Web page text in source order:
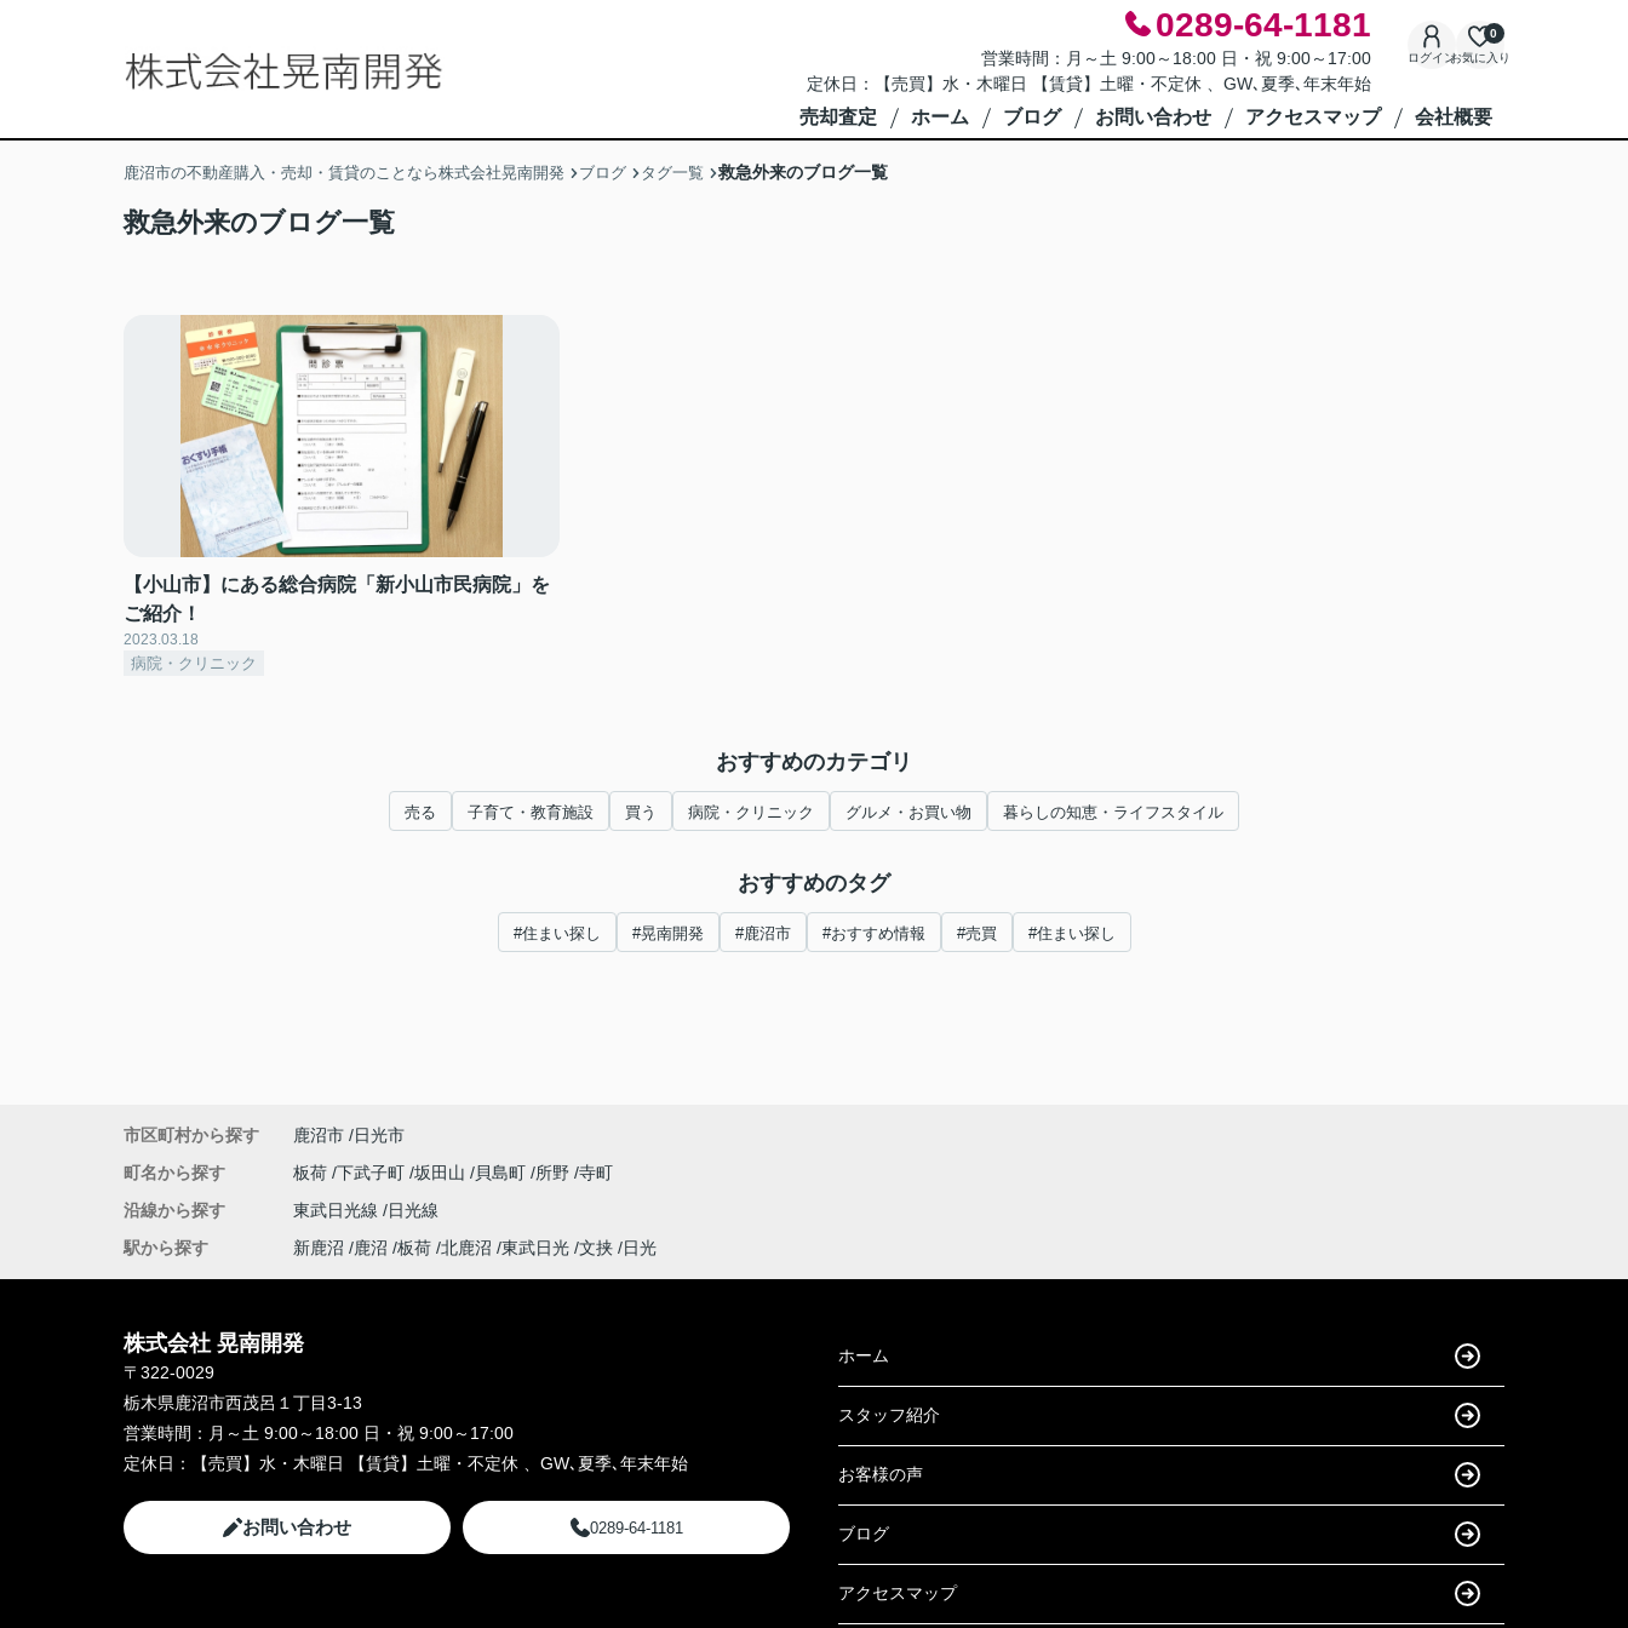
0289-64-1181
営業時間：月～土 9:00～18:00 日・祝 9:00～17:00
定休日：【売買】水・木曜日 【賃貸】土曜・不定休 、GW､夏季､年末年始
ログインお気に入り
0
売却査定 ホーム ブログ お問い合わせ アクセスマップ 会社概要
鹿沼市の不動産購入・売却・賃貸のことなら株式会社晃南開発 ブログ タグ一覧 救急外来のブログ一覧
救急外来のブログ一覧
【小山市】にある総合病院「新小山市民病院」を
ご紹介！
2023.03.18
病院・クリニック
おすすめのカテゴリ
売る 子育て・教育施設 買う 病院・クリニック グルメ・お買い物 暮らしの知恵・ライフスタイル
おすすめのタグ
#住まい探し #晃南開発 #鹿沼市 #おすすめ情報 #売買 #住まい探し
市区町村から探す 鹿沼市
日光市
町名から探す
板荷 下武子町 坂田山 貝島町 所野 寺町
沿線から探す
東武日光線
日光線
駅から探す
新鹿沼 鹿沼 板荷 北鹿沼 東武日光 文挟 日光
株式会社 晃南開発
〒322-0029
栃木県鹿沼市西茂呂１丁目3-13
営業時間： 月～土 9:00～18:00 日・祝 9:00～17:00
定休日：
【売買】水・木曜日 【賃貸】土曜・不定休 、GW､夏季､年末年始
お問い合わせ 0289-64-1181
ホーム
スタッフ紹介
お客様の声
ブログ
アクセスマップ